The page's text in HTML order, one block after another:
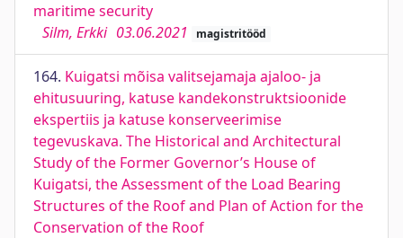
maritime security
Silm, Erkki 03.06.2021 magistritööd
164. Kuigatsi mõisa valitsejamaja ajaloo- ja
ehitusuuring, katuse kandekonstruktsioonide
ekspertiis ja katuse konserveerimise
tegevuskava. The Historical and Architectural
Study of the Former Governor’s House of
Kuigatsi, the Assessment of the Load Bearing
Structures of the Roof and Plan of Action for the
Conservation of the Roof